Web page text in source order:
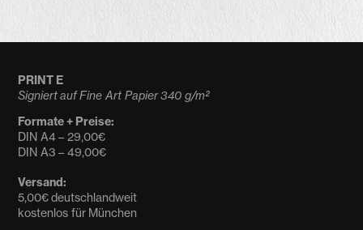
PRINT E
Signiert auf Fine Art Papier 340 g/m²
Formate + Preise:
DIN A4 – 29,00€
DIN A3 – 49,00€
Versand:
5,00€ deutschlandweit
kostenlos für München